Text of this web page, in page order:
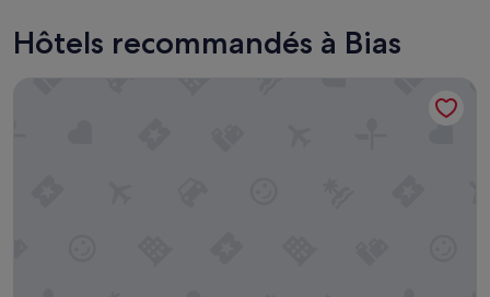
Hôtels recommandés à Bias